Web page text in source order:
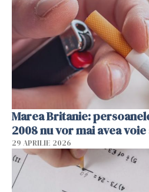
Marea Britanie:
2008 nu vor mai avea
29 APRILIE 2026